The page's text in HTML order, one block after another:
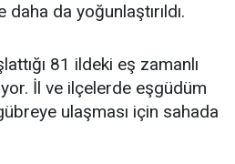
da yoğunlaştırıldı.
81 ildeki eş zamanlı
İl ve ilçelerde eşgüdüm
ulaşması için sahada